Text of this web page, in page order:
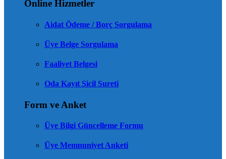
Online Hizmetler
Aidat Ödeme / Borç Sorgulama
Üye Belge Sorgulama
Faaliyet Belgesi
Oda Kayıt Sicil Sureti
Form ve Anket
Üye Bilgi Güncelleme Formu
Üye Memnuniyet Anketi